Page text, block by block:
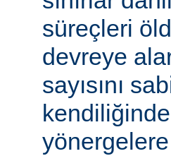
süreçleri
devreye
sayısını
yönergelere